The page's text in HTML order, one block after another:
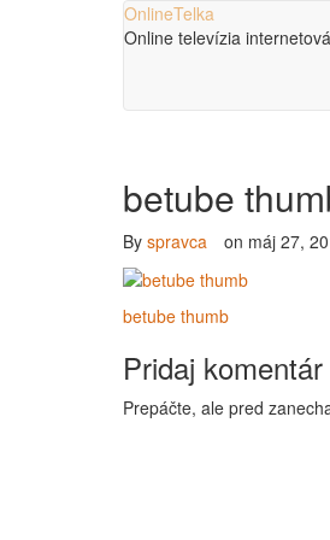
OnlineTelka
Online televízia
betube
By spravca on máj 27,
betube thumb
Pridaj komentár
Prepáčte, ale pred